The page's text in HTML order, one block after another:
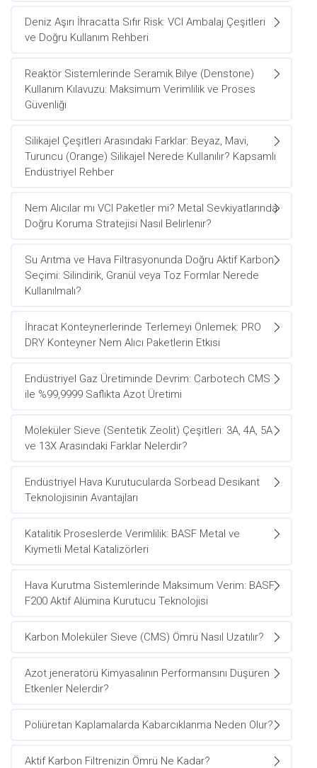
Deniz Aşırı İhracatta Sıfır Risk: VCI Ambalaj Çeşitleri
ve Doğru Kullanım Rehberi
Reaktör Sistemlerinde Seramik Bilye (Denstone)
Kullanım Kılavuzu: Maksimum Verimlilik ve Proses
Güvenliği
Silikajel Çeşitleri Arasındaki Farklar: Beyaz, Mavi,
Turuncu (Orange) Silikajel Nerede Kullanılır? Kapsamlı
Endüstriyel Rehber
Nem Alıcılar mı VCI Paketler mi? Metal Sevkiyatlarında
Doğru Koruma Stratejisi Nasıl Belirlenir?
Su Arıtma ve Hava Filtrasyonunda Doğru Aktif Karbon
Seçimi: Silindirik, Granül veya Toz Formlar Nerede
Kullanılmalı?
İhracat Konteynerlerinde Terlemeyi Önlemek: PRO
DRY Konteyner Nem Alıcı Paketlerin Etkisi
Endüstriyel Gaz Üretiminde Devrim: Carbotech CMS
ile %99,9999 Saflıkta Azot Üretimi
Moleküler Sieve (Sentetik Zeolit) Çeşitleri: 3A, 4A, 5A
ve 13X Arasındaki Farklar Nelerdir?
Endüstriyel Hava Kurutucularda Sorbead Desikant
Teknolojisinin Avantajları
Katalitik Proseslerde Verimlilik: BASF Metal ve
Kıymetli Metal Katalizörleri
Hava Kurutma Sistemlerinde Maksimum Verim: BASF
F200 Aktif Alümina Kurutucu Teknolojisi
Karbon Moleküler Sieve (CMS) Ömrü Nasıl Uzatılır?
Azot jeneratörü Kimyasalının Performansını Düşüren
Etkenler Nelerdir?
Poliüretan Kaplamalarda Kabarcıklanma Neden Olur?
Aktif Karbon Filtrenizin Ömrü Ne Kadar?